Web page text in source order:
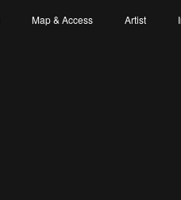
Map & Access Artist